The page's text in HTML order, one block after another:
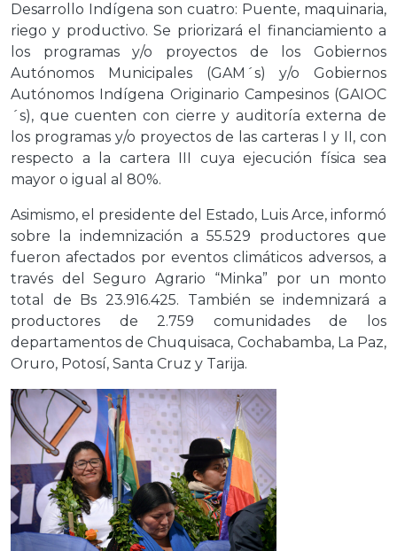
Desarrollo Indígena son cuatro: Puente, maquinaria,
riego y productivo. Se priorizará el financiamiento a
los programas y/o proyectos de los Gobiernos
Autónomos Municipales (GAM´s) y/o Gobiernos
Autónomos Indígena Originario Campesinos (GAIOC
´s), que cuenten con cierre y auditoría externa de
los programas y/o proyectos de las carteras I y II, con
respecto a la cartera III cuya ejecución física sea
mayor o igual al 80%.
Asimismo, el presidente del Estado, Luis Arce, informó
sobre la indemnización a 55.529 productores que
fueron afectados por eventos climáticos adversos, a
través del Seguro Agrario “Minka” por un monto
total de Bs 23.916.425. También se indemnizará a
productores de 2.759 comunidades de los
departamentos de Chuquisaca, Cochabamba, La Paz,
Oruro, Potosí, Santa Cruz y Tarija.